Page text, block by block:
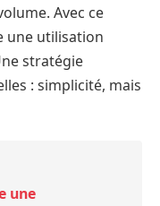
Avec ce
une utilisation
stratégie
: simplicité, mais
une